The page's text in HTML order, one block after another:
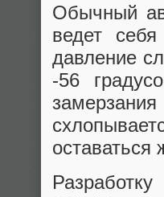
Обычный
ведет
давление
-56
оставаться